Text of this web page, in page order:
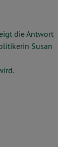
die Antwort
Susan